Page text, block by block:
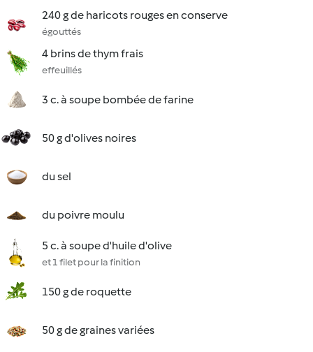
240 g de haricots rouges en conserve
égouttés
4 brins de thym frais
effeuillés
3 c. à soupe bombée de farine
50 g d'olives noires
du sel
du poivre moulu
5 c. à soupe d'huile d'olive
et 1 filet pour la finition
150 g de roquette
50 g de graines variées